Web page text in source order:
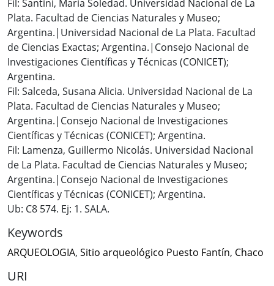
Fil: Santini, María Soledad. Universidad Nacional de La
Plata. Facultad de Ciencias Naturales y Museo;
Argentina.|Universidad Nacional de La Plata. Facultad
de Ciencias Exactas; Argentina.|Consejo Nacional de
Investigaciones Científicas y Técnicas (CONICET);
Argentina.
Fil: Salceda, Susana Alicia. Universidad Nacional de La
Plata. Facultad de Ciencias Naturales y Museo;
Argentina.|Consejo Nacional de Investigaciones
Científicas y Técnicas (CONICET); Argentina.
Fil: Lamenza, Guillermo Nicolás. Universidad Nacional
de La Plata. Facultad de Ciencias Naturales y Museo;
Argentina.|Consejo Nacional de Investigaciones
Científicas y Técnicas (CONICET); Argentina.
Ub: C8 574. Ej: 1. SALA.
Keywords
ARQUEOLOGIA, Sitio arqueológico Puesto Fantín, Chaco
URI